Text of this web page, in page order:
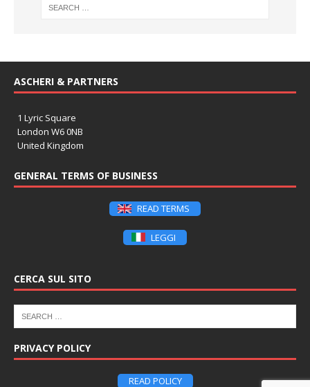
ASCHERI & PARTNERS
1 Lyric Square
London W6 0NB
United Kingdom
GENERAL TERMS OF BUSINESS
READ TERMS
LEGGI
CERCA SUL SITO
PRIVACY POLICY
READ POLICY